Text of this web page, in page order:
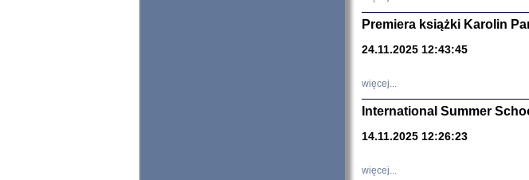
Premiera książki Karolin
24.11.2025 12:43:45
więcej...
International Summer
14.11.2025 12:26:23
więcej...